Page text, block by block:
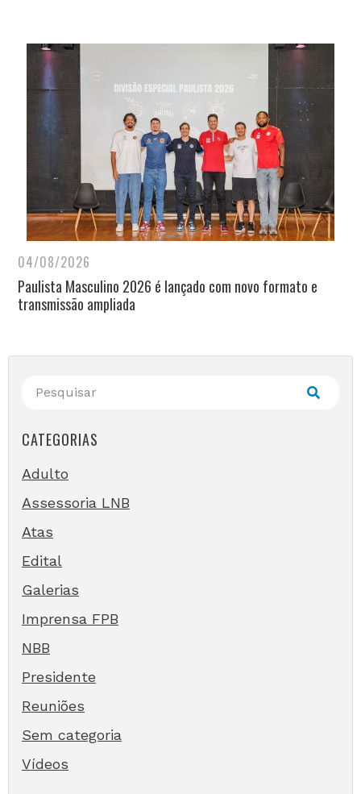
04/08/2026
Paulista Masculino 2026 é lançado com novo formato e
transmissão ampliada
CATEGORIAS
Adulto
Assessoria LNB
Atas
Edital
Galerias
Imprensa FPB
NBB
Presidente
Reuniões
Sem categoria
Vídeos